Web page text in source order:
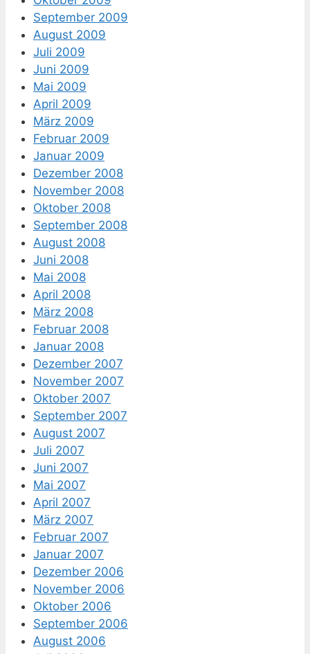
September 2009
August 2009
Juli 2009
Juni 2009
Mai 2009
April 2009
März 2009
Februar 2009
Januar 2009
Dezember 2008
November 2008
Oktober 2008
September 2008
August 2008
Juni 2008
Mai 2008
April 2008
März 2008
Februar 2008
Januar 2008
Dezember 2007
November 2007
Oktober 2007
September 2007
August 2007
Juli 2007
Juni 2007
Mai 2007
April 2007
März 2007
Februar 2007
Januar 2007
Dezember 2006
November 2006
Oktober 2006
September 2006
August 2006